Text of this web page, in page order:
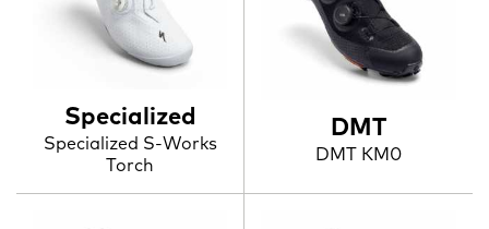
Specialized
Specialized S-Works
Torch
DMT
DMT KM0